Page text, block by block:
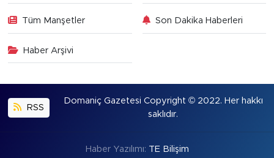
Tüm Manşetler Son Dakika Haberleri
Haber Arşivi
RSS
Domaniç Gazetesi Copyright © 2022. Her hakkı
saklıdır.
Haber Yazılımı: TE Bilişim